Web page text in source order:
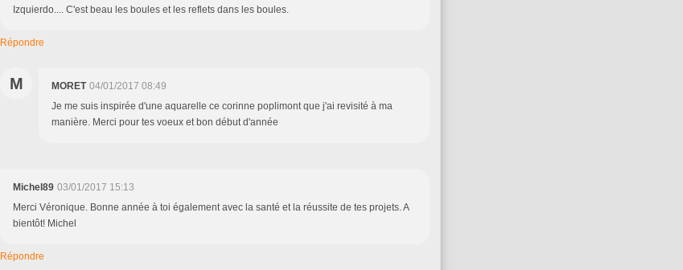
Izquierdo.... C'est beau les boules et les reflets dans les boules.
Répondre
M MORET 04/01/2017 08:49
Je me suis inspirée d'une aquarelle ce corinne poplimont que j'ai revisité à ma
manière. Merci pour tes voeux et bon début d'année
Michel89 03/01/2017 15:13
Merci Véronique. Bonne année à toi également avec la santé et la réussite de tes projets. A
bientôt! Michel
Répondre